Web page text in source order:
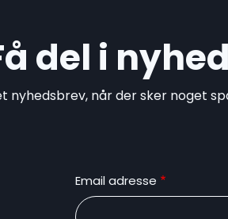
del i
nyhedsbrev, når der sker noget
Email adresse